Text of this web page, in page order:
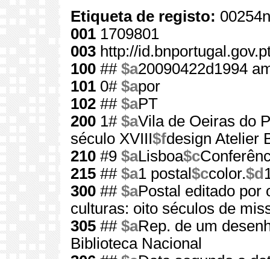
Etiqueta de registo:
001 1709801
003 http://
100 ## $a20090422d1994
101 0# $apor
102 ## $aPT
200 1# $aVila de Oeiras do
século XVIII$fdesign Atelier
210 #9 $aLisboa$c
215 ## $a1 postal$ccolor.$d
300 ## $aPostal editado por
culturas: oito séculos de
305 ## $aRep. de um
Biblioteca Nacional